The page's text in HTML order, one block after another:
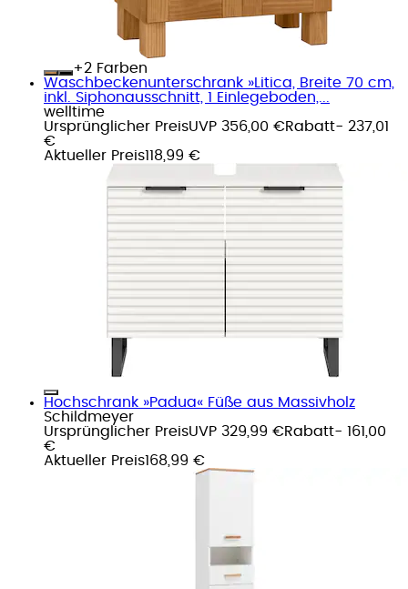
+
Farben
Waschbeckenunterschrank »Litica, Breite 70 cm,
inkl. Siphonausschnitt, 1 Einlegeboden,...
welltime
Ursprünglicher PreisUVP 356,00 €Rabatt- 237,01
€
Aktueller Preis118,99 €
Hochschrank »Padua« Füße aus Massivholz
Schildmeyer
Ursprünglicher PreisUVP 329,99 €Rabatt- 161,00
€
Aktueller Preis168,99 €